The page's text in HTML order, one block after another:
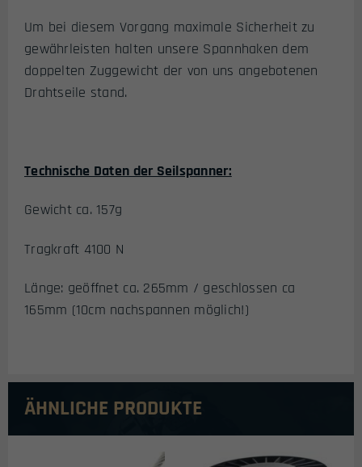
Um bei diesem Vorgang maximale Sicherheit zu
gewährleisten halten unsere Spannhaken dem
doppelten Zuggewicht der von uns angebotenen
Drahtseile stand.
Technische Daten der Seilspanner:
Gewicht ca. 157g
Tragkraft 4100 N
Länge: geöffnet ca. 265mm / geschlossen ca
165mm (10cm nachspannen möglich!)
ÄHNLICHE PRODUKTE